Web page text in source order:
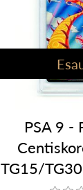
PSA 9 -
TG15/